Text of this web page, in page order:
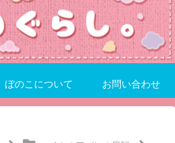
ぼのこについて お問い合わせ